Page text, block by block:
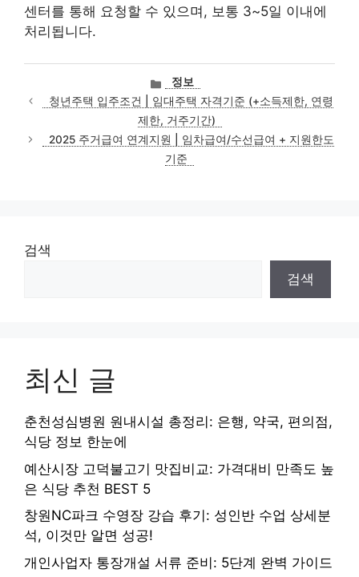
센터를 통해 요청할 수 있으며, 보통 3~5일 이내에
처리됩니다.
카
테
고
리
정보
청년주택 입주조건 | 임대주택 자격기준 (+소득제한, 연령
제한, 거주기간)
2025 주거급여 연계지원 | 임차급여/수선급여 + 지원한도
기준
검색
검색
최신 글
춘천성심병원 원내시설 총정리: 은행, 약국, 편의점,
식당 정보 한눈에
예산시장 고덕불고기 맛집비교: 가격대비 만족도 높
은 식당 추천 BEST 5
창원NC파크 수영장 강습 후기: 성인반 수업 상세분
석, 이것만 알면 성공!
개인사업자 통장개설 서류 준비: 5단계 완벽 가이드